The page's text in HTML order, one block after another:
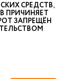
СРЕДСТВ,
ПРИЧИНЯЕТ
ЗАПРЕЩЁН